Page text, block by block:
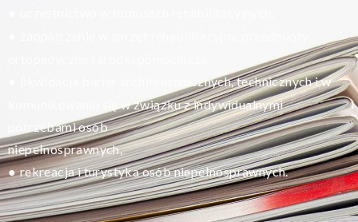
likwidacja barier architektonicznych, technicznych i w
komunikowaniu się w związku z indywidualnymi
potrzebami osób
niepełnosprawnych,
●rekreacja i turystyka osób niepełnosprawnych.